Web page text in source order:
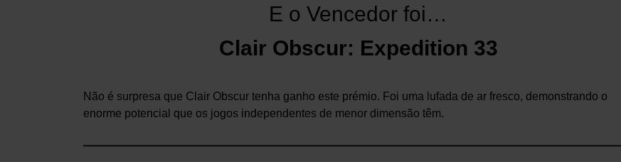
E o Vencedor foi…
Clair Obscur: Expedition 33
Não é surpresa que Clair Obscur tenha ganho este prémio. Foi uma lufada de ar fresco, demonstrando o
enorme potencial que os jogos independentes de menor dimensão têm.